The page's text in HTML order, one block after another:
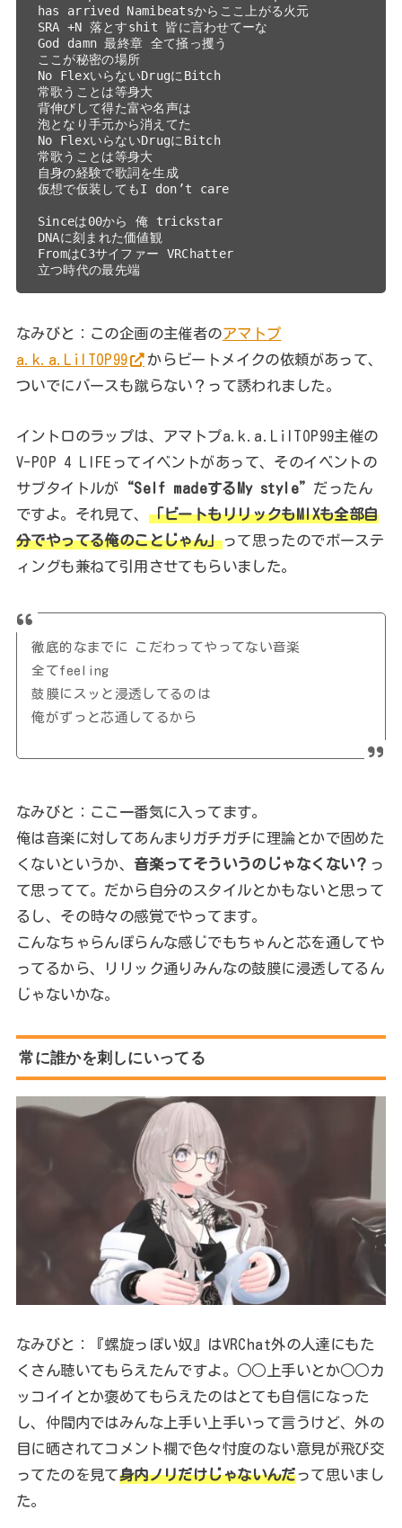
has arrived Namibeatsからここ上がる火元
SRA +N 落とすshit 皆に言わせてーな
God damn 最終章 全て掻っ攫う
ここが秘密の場所
No FlexいらないDrugにBitch
常歌うことは等身大
背伸びして得た富や名声は
泡となり手元から消えてた
No FlexいらないDrugにBitch
常歌うことは等身大
自身の経験で歌詞を生成
仮想で仮装してもI don’t care
Sinceは00から 俺 trickstar
DNAに刻まれた価値観
FromはC3サイファー VRChatter
立つ時代の最先端
なみびと：この企画の主催者のアマトプ
a.k.a.LilTOP99
からビートメイクの依頼があって、
ついでにバースも蹴らない？って誘われました。
イントロのラップは、アマトプa.k.a.LilTOP99主催の
V-POP 4 LIFEってイベントがあって、そのイベントの
サブタイトルが
“Self madeするMy style” だったん
ですよ。それ見て、 「ビートもリリックもMIXも全部自
分でやってる俺のことじゃん」って思ったのでボーステ
ィングも兼ねて引用させてもらいました。
徹底的なまでに こだわってやってない音楽
全てfeeling
鼓膜にスッと浸透してるのは
俺がずっと芯通してるから
なみびと：ここ一番気に入ってます。
俺は音楽に対してあんまりガチガチに理論とかで固めた
くないというか、 音楽ってそういうのじゃなくない？ っ
て思ってて。だから自分のスタイルとかもないと思って
るし、その時々の感覚でやってます。
こんなちゃらんぽらんな感じでもちゃんと芯を通してや
ってるから、リリック通りみんなの鼓膜に浸透してるん
じゃないかな。
常に誰かを刺しにいってる
なみびと：『螺旋っぽい奴』はVRChat外の人達にもた
くさん聴いてもらえたんですよ。○○上手いとか○○カ
ッコイイとか褒めてもらえたのはとても自信になった
し、仲間内ではみんな上手い上手いって言うけど、外の
目に晒されてコメント欄で色々忖度のない意見が飛び交
ってたのを見て身内ノリだけじゃないんだって思いまし
た。